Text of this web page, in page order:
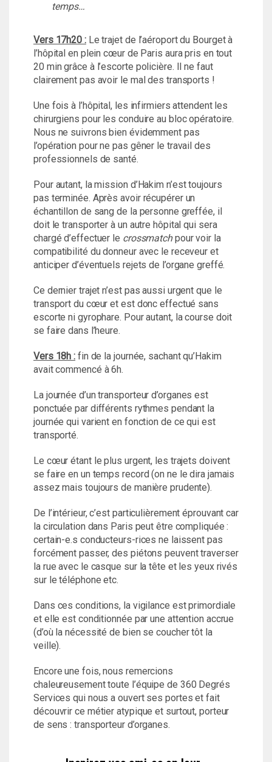
temps…
Vers 17h20 :Le trajet de l’aéroport du Bourget à
l’hôpital en plein cœur de Paris aura pris en tout
20 min grâce à l’escorte policière. Il ne faut
clairement pas avoir le mal des transports !
Une fois à l’hôpital, les infirmiers attendent les
chirurgiens pour les conduire au bloc opératoire.
Nous ne suivrons bien évidemment pas
l’opération pour ne pas gêner le travail des
professionnels de santé.
Pour autant, la mission d’Hakim n’est toujours
pas terminée. Après avoir récupérer un
échantillon de sang de la personne greffée, il
doit le transporter à un autre hôpital qui sera
chargé d’effectuer le crossmatchpour voir la
compatibilité du donneur avec le receveur et
anticiper d’éventuels rejets de l’organe greffé.
Ce dernier trajet n’est pas aussi urgent que le
transport du cœur et est donc effectué sans
escorte ni gyrophare. Pour autant, la course doit
se faire dans l’heure.
Vers 18h : fin de la journée, sachant qu’Hakim
avait commencé à 6h.
La journée d’un transporteur d’organes est
ponctuée par différents rythmes pendant la
journée qui varient en fonction de ce qui est
transporté.
Le cœur étant le plus urgent, les trajets doivent
se faire en un temps record (on ne le dira jamais
assez mais toujours de manière prudente).
De l’intérieur, c’est particulièrement éprouvant car
la circulation dans Paris peut être compliquée :
certain-e.s conducteurs-rices ne laissent pas
forcément passer, des piétons peuvent traverser
la rue avec le casque sur la tête et les yeux rivés
sur le téléphone etc.
Dans ces conditions, la vigilance est primordiale
et elle est conditionnée par une attention accrue
(d’où la nécessité de bien se coucher tôt la
veille).
Encore une fois, nous remercions
chaleureusement toute l’équipe de 360 Degrés
Services qui nous a ouvert ses portes et fait
découvrir ce métier atypique et surtout, porteur
de sens : transporteur d’organes.